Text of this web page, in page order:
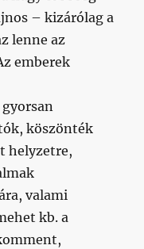
– kizárólag a
lenne az
emberek
köszönték
helyzetre,
valami
kb. a